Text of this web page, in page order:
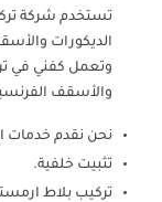
تستخدم شركة
الديكورات
وتعمل كفني في
والأسقف
نحن نقدم خدمات
تثبيت خلفية.
تركيب بلاط